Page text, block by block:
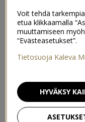
pikkusiskojen
pakattu pois,
pikkusiskoille
enää ole toivoneet.
omat leikit ei enää
kokosin vinkkejä,
tänä jouluna.
Voit tehdä
etua klikkaamalla
muuttamiseen
“Evästeasetukset”.
Tietosuoja Kaleva
HYVÄKSY